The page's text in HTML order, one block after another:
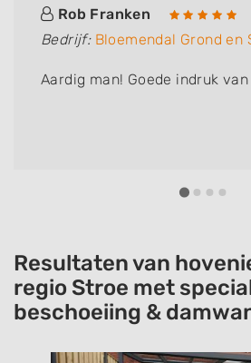
Rob Franken
Bedrijf: Bloemendal Grond en
Aardig man! Goede indruk
Resultaten van
regio Stroe met
beschoeiing &